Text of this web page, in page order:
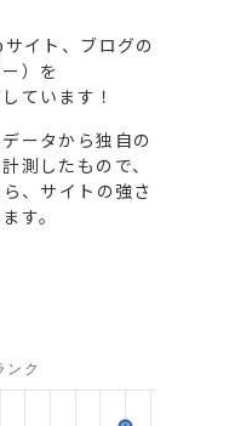
イト、ブログの
）を
ています！
ータから独自の
測したもので、
、サイトの強さ
す。